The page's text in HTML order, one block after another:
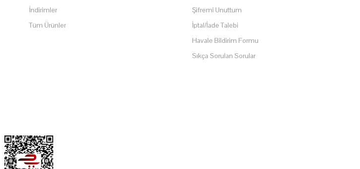
İndirimler
Tüm Ürünler
Şifremi Unuttum
İptal/İade Talebi
Havale Bildirim Formu
Sıkça Sorulan Sorular